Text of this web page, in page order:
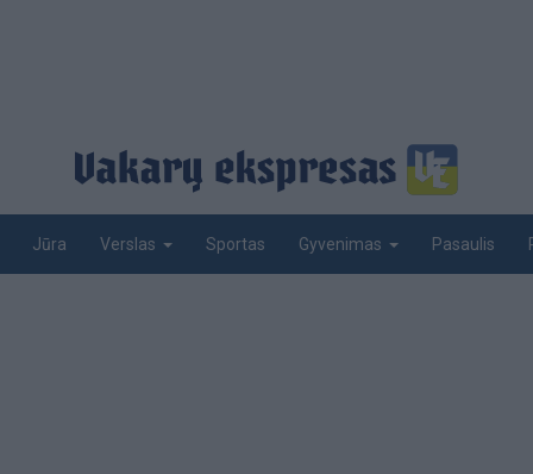
Jūra Verslas Sportas Gyvenimas Pasaulis